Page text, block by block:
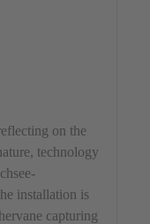
on the
technology
installation is
capturing